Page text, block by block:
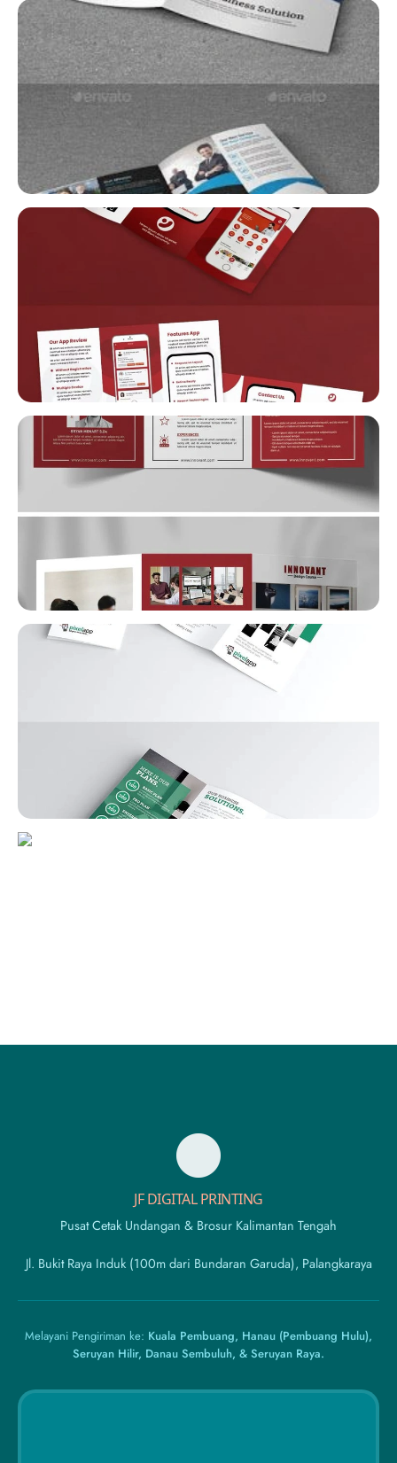
JF DIGITAL PRINTING
Pusat Cetak Undangan & Brosur Kalimantan Tengah
Jl. Bukit Raya Induk (100m dari Bundaran Garuda), Palangkaraya
Melayani Pengiriman ke: Kuala Pembuang, Hanau (Pembuang Hulu),
Seruyan Hilir, Danau Sembuluh, & Seruyan Raya.